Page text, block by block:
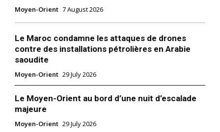
Moyen-Orient 7 August 2026
Le Maroc condamne les attaques de drones
contre des installations pétrolières en Arabie
saoudite
Moyen-Orient 29 July 2026
Le Moyen-Orient au bord d’une nuit d’escalade
majeure
Moyen-Orient 29 July 2026